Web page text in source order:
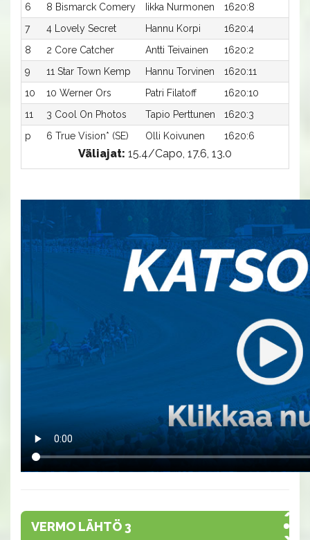
6
8 Bismarck Comery Iikka Nurmonen 1620:8
7
4 Lovely Secret Hannu Korpi 1620:4
8
2 Core Catcher Antti Teivainen 1620:2
9
11 Star Town Kemp Hannu Torvinen 1620:11
10
10 Werner Ors Patri Filatoff 1620:10
11
3 Cool On Photos Tapio Perttunen 1620:3
p
6 True Vision* (SE) Olli Koivunen 1620:6
Väliajat: 15.4/Capo, 17.6, 13.0
VERMO LÄHTÖ 3